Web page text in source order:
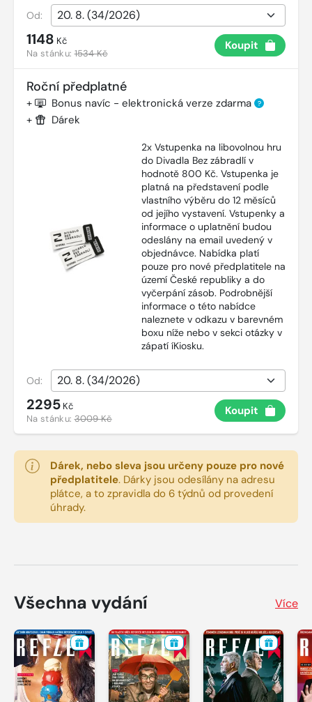
Od:
1148 Kč
Na stánku:1534 Kč
Koupit
Roční předplatné
+ Bonus navíc - elektronická verze zdarma ?
+ Dárek
2x Vstupenka na libovolnou hru
do Divadla Bez zábradlí v
hodnotě 800 Kč. Vstupenka je
platná na představení podle
vlastního výběru do 12 měsíců
od jejího vystavení. Vstupenky a
informace o uplatnění budou
odeslány na email uvedený v
objednávce. Nabídka platí
pouze pro nové předplatitele na
území České republiky a do
vyčerpání zásob. Podrobnější
informace o této nabídce
naleznete v odkazu v barevném
boxu níže nebo v sekci otázky v
zápatí íKiosku.
Od:
2295 Kč
Na stánku:3009 Kč
Koupit
Dárek, nebo sleva jsou určeny pouze pro nové
předplatitele. Dárky jsou odesílány na adresu
plátce, a to zpravidla do 6 týdnů od provedení
úhrady.
Všechna vydání Více